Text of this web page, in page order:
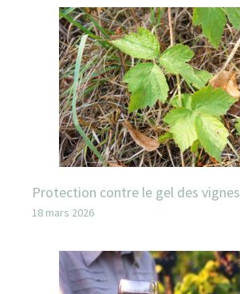
Protection contre le gel des vignes
18 mars 2026